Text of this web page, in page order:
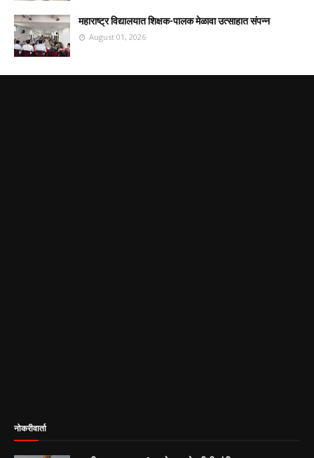
महाराष्ट्र विद्यालयात शिक्षक-पालक मेळावा उत्साहात संपन्न
August 01, 2026
नोकरीवार्ता